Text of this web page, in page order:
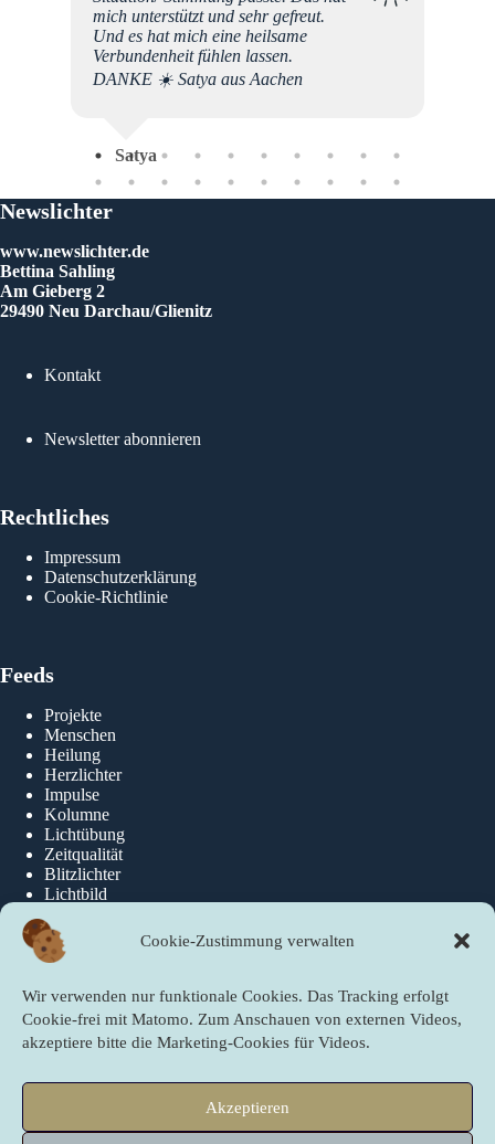
Cookie-Zustimmung verwalten
Wir verwenden nur funktionale Cookies. Das Tracking erfolgt
Cookie-frei mit Matomo. Zum Anschauen von externen Videos,
akzeptiere bitte die Marketing-Cookies für Videos.
Akzeptieren
die
der
vielen
mich unterstützt und sehr gefreut.
Und es hat mich eine heilsame
Verbundenheit fühlen lassen.
DANKE ☀️ Satya aus Aachen
Satya
Newslichter
www.newslichter.de
Bettina Sahling
Am Gieberg 2
29490 Neu Darchau/Glienitz
Kontakt
Newsletter abonnieren
Rechtliches
Impressum
Datenschutzerklärung
Cookie-Richtlinie
Feeds
Projekte
Menschen
Heilung
Herzlichter
Impulse
Kolumne
Lichtübung
Zeitqualität
Blitzlichter
Lichtbild
Über Uns
Quicklinks
PartnerInnen der newslichter